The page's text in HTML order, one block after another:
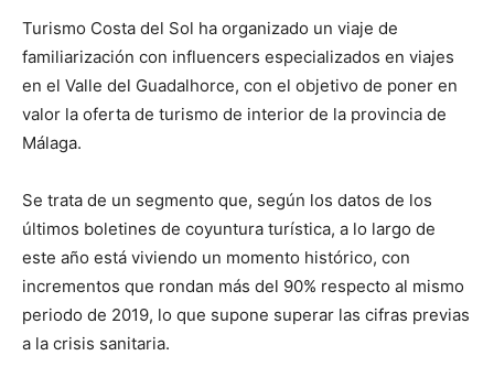
Turismo Costa del Sol ha organizado un viaje de
familiarización con influencers especializados en viajes
en el Valle del Guadalhorce, con el objetivo de poner en
valor la oferta de turismo de interior de la provincia de
Málaga.
Se trata de un segmento que, según los datos de los
últimos boletines de coyuntura turística, a lo largo de
este año está viviendo un momento histórico, con
incrementos que rondan más del 90% respecto al mismo
periodo de 2019, lo que supone superar las cifras previas
a la crisis sanitaria.